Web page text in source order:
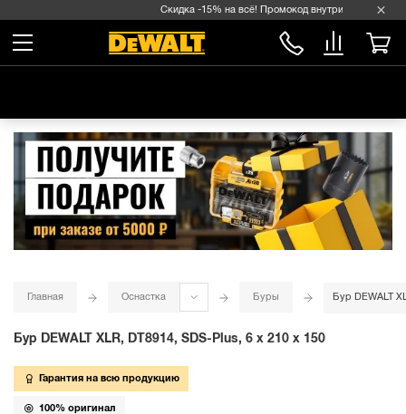
Скидка -15% на всё! Промокод внутри →
Главная Оснастка Буры Бур DEWALT
Бур DEWALT XLR, DT8914, SDS-Plus, 6 x 210 x 150
Гарантия на всю продукцию
100% оригинал